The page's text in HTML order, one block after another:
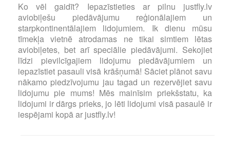
Ko vēl gaidīt? Iepazīstieties ar pilnu justfly.lv
aviobiļešu piedāvājumu reģionālajiem un
starpkontinentālajiem lidojumiem. Ik dienu mūsu
tīmekļa vietnē atrodamas ne tikai simtiem lētas
aviobiļetes, bet arī speciālie piedāvājumi. Sekojiet
līdzi pievilcīgajiem lidojumu piedāvājumiem un
iepazīstiet pasauli visā krāšņumā! Sāciet plānot savu
nākamo piedzīvojumu jau tagad un rezervējiet savu
lidojumu pie mums! Mēs mainīsim priekšstatu, ka
lidojumi ir dārgs prieks, jo lēti lidojumi visā pasaulē ir
iespējami kopā ar justfly.lv!